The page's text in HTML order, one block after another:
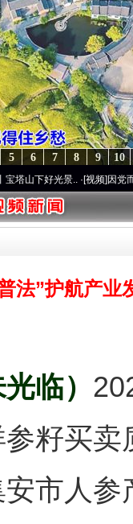
10
9
8
7
6
5
景..·[视频]因党而生 为党而
法”护航产业
临）
籽买
市人